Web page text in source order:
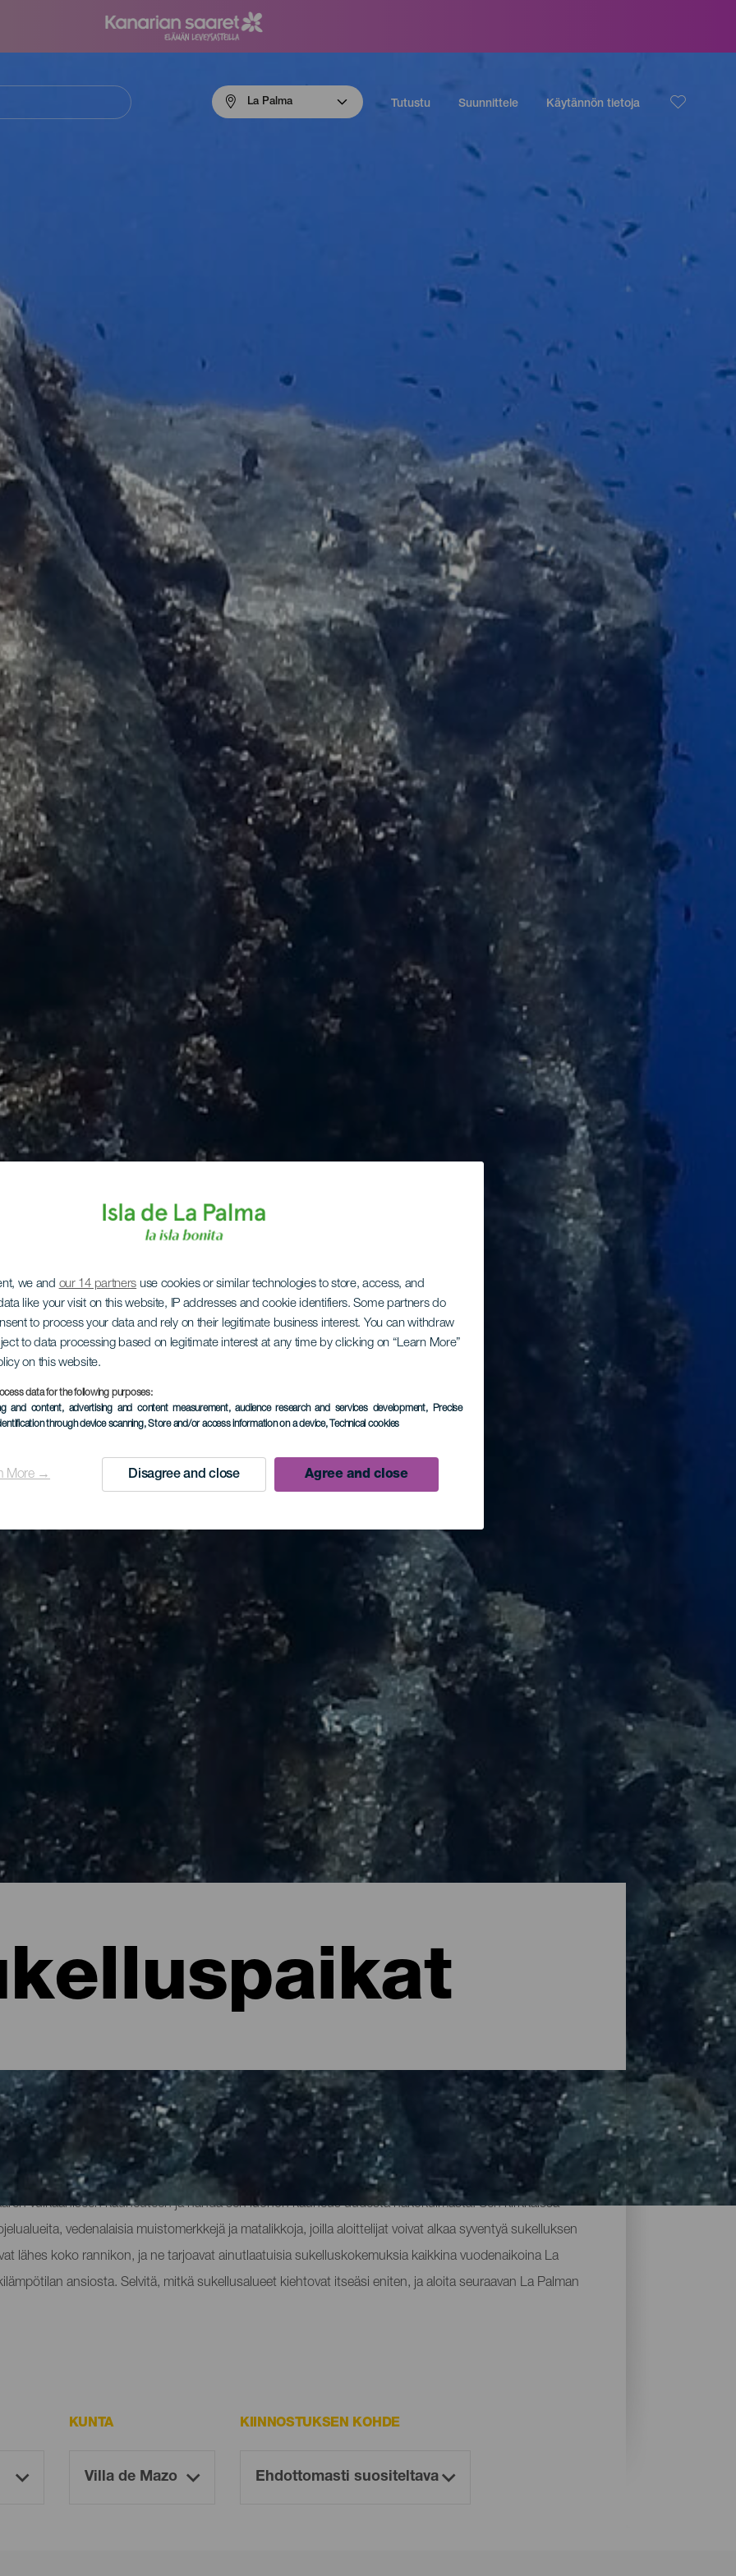
we and our 14 partners use cookies or similar technologies to store, access, and
like your visit on this website, IP addresses and cookie identifiers. Some partners do
to process your data and rely on their legitimate business interest. You can withdraw
to data processing based on legitimate interest at any time by clicking on “Learn More”
on this website.
data for the following purposes:
and content, advertising and content measurement, audience research and services development, Precise
through device scanning, Store and/or access information on a device, Technical cookies
More → Disagree and close Agree and close
La Palma Tutustu Suunnittele Käytännön tietoja
vulkaaniseen kauneuteen ja nähdä sen luonon kauneus uudesta näkökulmasta. Sen kirkkaissa
vedenalaisia muistomerkkejä ja matalikkoja, joilla aloittelijat voivat alkaa syventyä sukelluksen
lähes koko rannikon, ja ne tarjoavat ainutlaatuisia sukelluskokemuksia kaikkina vuodenaikoina La
ansiosta. Selvitä, mitkä sukellusalueet kiehtovat itseäsi eniten, ja aloita seuraavan La Palman
KUNTA KIINNOSTUKSEN KOHDE